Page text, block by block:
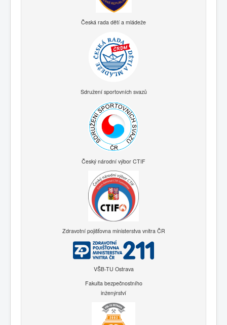
Česká rada dětí a mládeže
Sdružení sportovních svazů
Český národní výbor CTIF
Zdravotní pojišťovna ministerstva vnitra ČR
VŠB-TU Ostrava
Fakulta bezpečnostního
inženýrství